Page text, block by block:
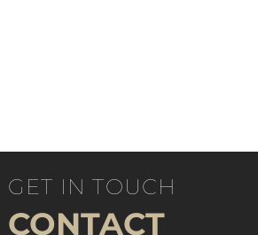
GET IN TOUCH
CONTACT